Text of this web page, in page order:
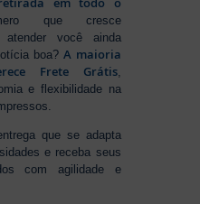
que cresce
atender você ainda
boa?A maioria
Frete Grátis,
e flexibilidade na
que se adapta
e receba seus
com agilidade e